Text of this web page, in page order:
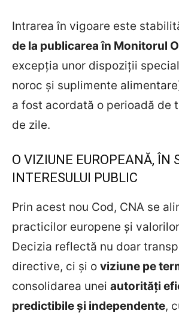
Intrarea în vigoare este
de la publicarea în Monitorul
excepția unor dispoziții
noroc și suplimente
a fost acordată o perioadă de
de zile.
O VIZIUNE EUROPEANĂ, ÎN
INTERESULUI PUBLIC
Prin acest nou Cod, CNA se
practicilor europene și
Decizia reflectă nu doar
directive, ci și o viziune pe
consolidarea unei autorități
predictibile și independente,